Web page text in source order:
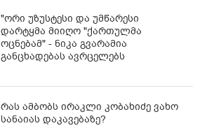
"ორი უზუსტესი და უმწარესი
დარტყმა მიიღო "ქართულმა
ოცნებამ" - ნიკა გვარამია
განცხადებას ავრცელებს
რას ამბობს ირაკლი კობახიძე ვახო
სანაიას დაკავებაზე?